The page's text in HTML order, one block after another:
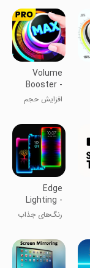
Volume
Booster -
Sound
Booster
افزایش حجم
Edge
Lighting -
Borderlight
رنگ‌های جذاب
گوشی